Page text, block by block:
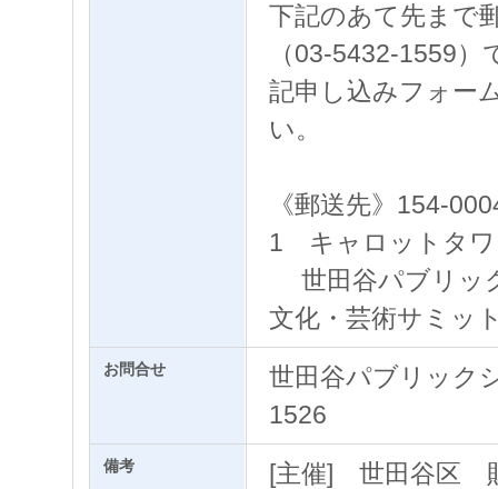
下記のあて先まで
（03-5432-1559
記申し込みフォー
い。
《郵送先》154-
1 キャロットタワ
世田谷パブリッ
文化・芸術サミッ
お問合せ
世田谷パブリック
1526
備考
[主催] 世田谷区